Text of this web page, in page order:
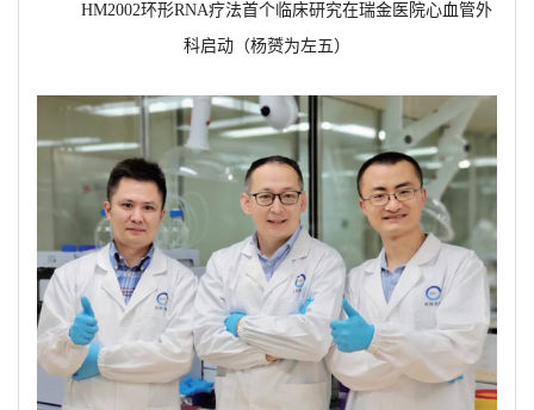
HM2002环形RNA疗法首个临床研究在瑞金医院心血管外
科启动（杨赟为左五）